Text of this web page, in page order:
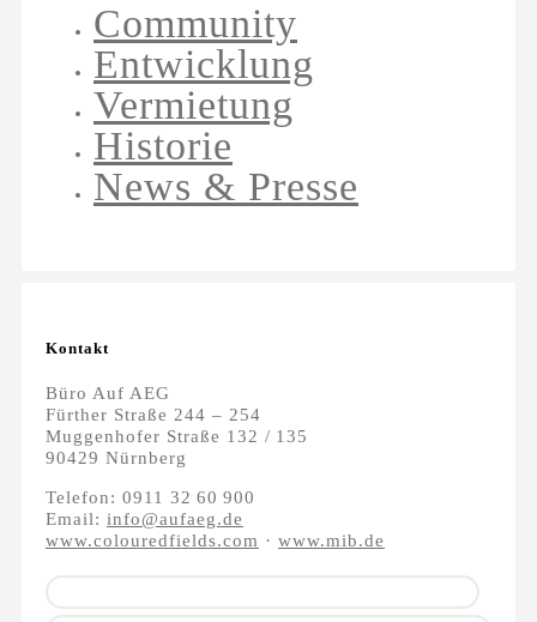
Community
Entwicklung
Vermietung
Historie
News & Presse
Kontakt
Büro Auf AEG
Fürther Straße 244 – 254
Muggenhofer Straße 132 / 135
90429 Nürnberg
Telefon: 0911 32 60 900
Email: info@aufaeg.de
www.colouredfields.com · www.mib.de